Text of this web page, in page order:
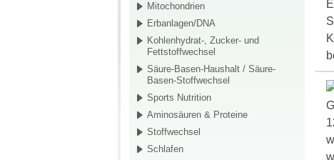
Mitochondrien
Erbanlagen/DNA
Kohlenhydrat-, Zucker- und
Fettstoffwechsel
Säure-Basen-Haushalt / Säure-
Basen-Stoffwechsel
Sports Nutrition
Aminosäuren & Proteine
Stoffwechsel
Schlafen